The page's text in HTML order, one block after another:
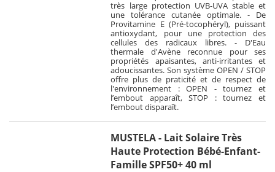
très large protection UVB-UVA stable et
une tolérance cutanée optimale. - De
Provitamine E (Pré-tocophéryl), puissant
antioxydant, pour une protection des
cellules des radicaux libres. - D'Eau
thermale d'Avène reconnue pour ses
propriétés apaisantes, anti-irritantes et
adoucissantes. Son système OPEN / STOP
offre plus de praticité et de respect de
l'environnement : OPEN - tournez et
l’embout apparaît, STOP : tournez et
l’embout disparaît.
MUSTELA - Lait Solaire Très
Haute Protection Bébé-Enfant-
Famille SPF50+ 40 ml